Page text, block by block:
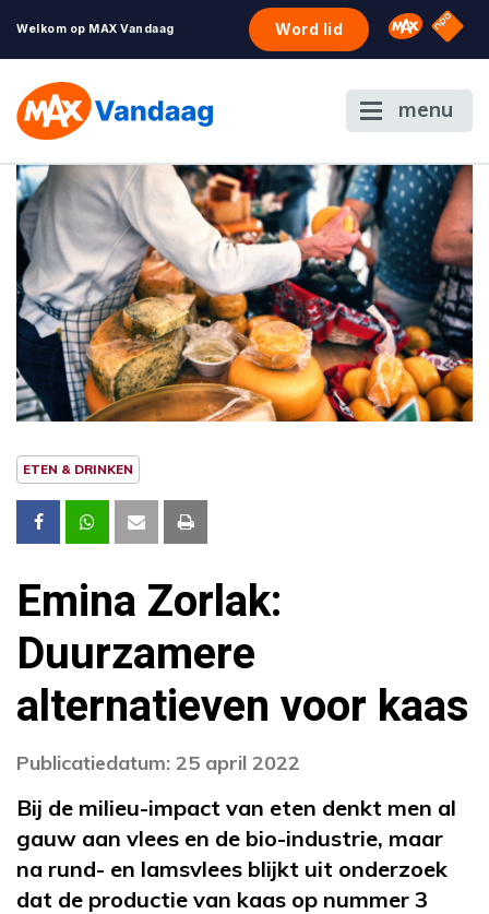
Welkom op MAX Vandaag Word lid Omroep
NPO
menu
ETEN & DRINKEN
Emina Zorlak:
Duurzamere
alternatieven voor kaas
Publicatiedatum: 25 april 2022
Bij de milieu-impact van eten denkt men al
gauw aan vlees en de bio-industrie, maar
na rund- en lamsvlees blijkt uit onderzoek
dat de productie van kaas op nummer 3